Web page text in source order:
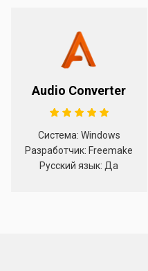
Audio Converter
Система: Windows
Разработчик: Freemake
Русский язык: Да